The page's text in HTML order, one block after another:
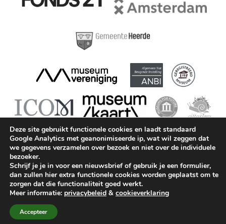
Museum Geelvinck © 2026 || KvK: 41215421 || BTW:
815194687B01 ||info@geelvinck.nl||
747||ANBI||Privacy||Cookieverklaring||
Deze site gebruikt functionele cookies en laadt standaard
Google Analytics met geanonimiseerde ip, wat wil zeggen dat
we gegevens verzamelen over bezoek en niet over de individuele
bezoeker.
Schrijf je je in voor een nieuwsbrief of gebruik je een formulier,
dan zullen hier extra functionele cookies worden geplaatst om te
zorgen dat die functionaliteit goed werkt.
Meer informatie: privacybeleid & cookieverklaring
Accepteer